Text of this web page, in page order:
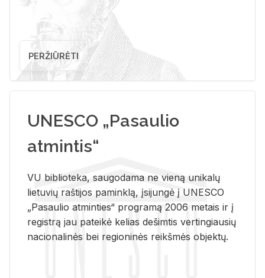
PERŽIŪRĖTI
UNESCO „Pasaulio
atmintis“
VU biblioteka, saugodama ne vieną unikalų
lietuvių raštijos paminklą, įsijungė į UNESCO
„Pasaulio atminties“ programą 2006 metais ir į
registrą jau pateikė kelias dešimtis vertingiausių
nacionalinės bei regioninės reikšmės objektų.